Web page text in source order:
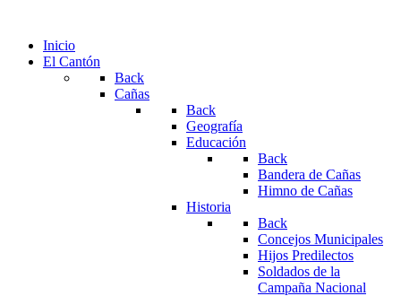
Inicio
El Cantón
Back
Cañas
Back
Geografía
Educación
Back
Bandera de Cañas
Himno de Cañas
Historia
Back
Concejos Municipales
Hijos Predilectos
Soldados de la
Campaña Nacional